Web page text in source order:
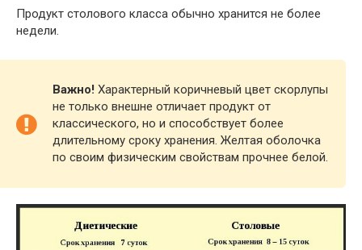
Продукт столового класса обычно хранится не более
недели.
Важно! Характерный коричневый цвет скорлупы
не только внешне отличает продукт от
классического, но и способствует более
длительному сроку хранения. Желтая оболочка
по своим физическим свойствам прочнее белой.